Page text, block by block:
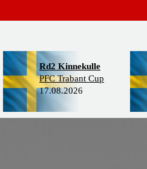
Rd2 Kinnekulle
PFC Trabant Cup
17.08.2026